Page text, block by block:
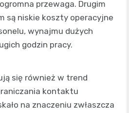
przewaga. Drugim
są niskie koszty operacyjne
wynajmu dużych
godzin pracy.
się również w trend
kontaktu
na znaczeniu zwłaszcza